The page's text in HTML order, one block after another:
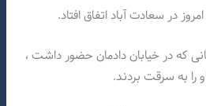
در سعادت آباد اتفاق افتاد.
که در خیابان دادمان حضور داشت ،
را به سرقت بردند.